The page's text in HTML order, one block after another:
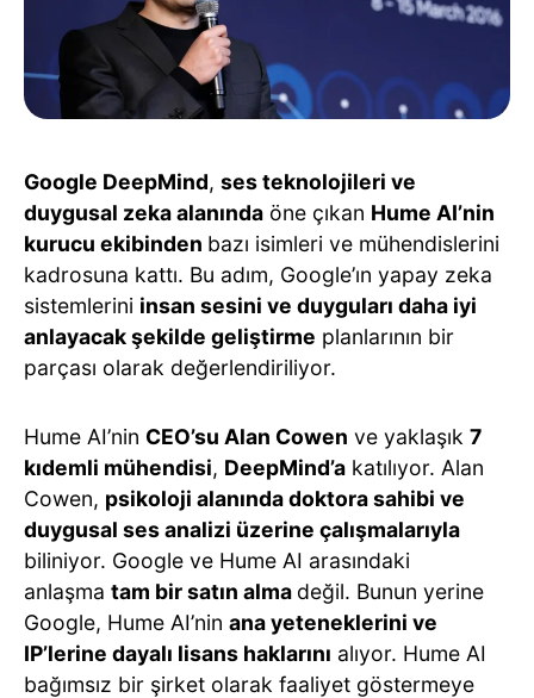
Google DeepMind, ses teknolojileri ve
duygusal zeka alanında öne çıkan Hume AI’nin
kurucu ekibinden bazı isimleri ve mühendislerini
kadrosuna kattı. Bu adım, Google’ın yapay zeka
sistemlerini insan sesini ve duyguları daha iyi
anlayacak şekilde geliştirme planlarının bir
parçası olarak değerlendiriliyor.
Hume AI’nin CEO’su Alan Cowen ve yaklaşık 7
kıdemli mühendisi, DeepMind’a katılıyor. Alan
Cowen, psikoloji alanında doktora sahibi ve
duygusal ses analizi üzerine çalışmalarıyla
biliniyor. Google ve Hume AI arasındaki
anlaşma tam bir satın alma değil. Bunun yerine
Google, Hume AI’nin ana yeteneklerini ve
IP’lerine dayalı lisans haklarını alıyor. Hume AI
bağımsız bir şirket olarak faaliyet göstermeye